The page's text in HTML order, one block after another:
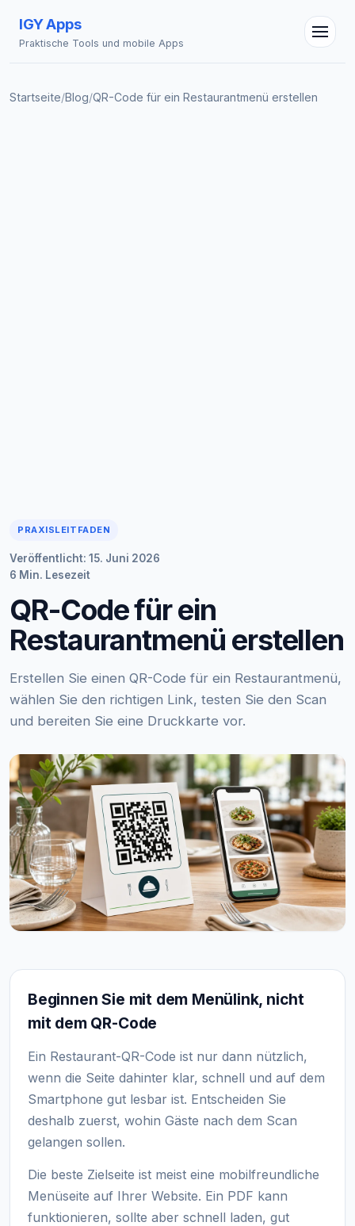
IGY Apps
Praktische Tools und mobile Apps
Startseite/Blog/QR-Code für ein Restaurantmenü erstellen
PRAXISLEITFADEN
Veröffentlicht: 15. Juni 2026
6 Min. Lesezeit
QR-Code für ein
Restaurantmenü erstellen
Erstellen Sie einen QR-Code für ein Restaurantmenü,
wählen Sie den richtigen Link, testen Sie den Scan
und bereiten Sie eine Druckkarte vor.
Beginnen Sie mit dem Menülink, nicht
mit dem QR-Code
Ein Restaurant-QR-Code ist nur dann nützlich,
wenn die Seite dahinter klar, schnell und auf dem
Smartphone gut lesbar ist. Entscheiden Sie
deshalb zuerst, wohin Gäste nach dem Scan
gelangen sollen.
Die beste Zielseite ist meist eine mobilfreundliche
Menüseite auf Ihrer Website. Ein PDF kann
funktionieren, sollte aber schnell laden, gut